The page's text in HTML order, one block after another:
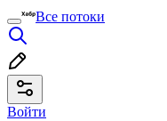
Все потоки
Войти